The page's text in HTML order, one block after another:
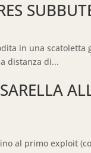
in una scatoletta
distanza di...
al primo exploit